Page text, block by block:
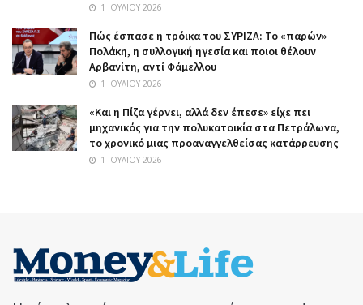
1 ΙΟΥΛΊΟΥ 2026
Πώς έσπασε η τρόικα του ΣΥΡΙΖΑ: Το «παρών»
Πολάκη, η συλλογική ηγεσία και ποιοι θέλουν
Αρβανίτη, αντί Φάμελλου
1 ΙΟΥΛΊΟΥ 2026
«Και η Πίζα γέρνει, αλλά δεν έπεσε» είχε πει
μηχανικός για την πολυκατοικία στα Πετράλωνα,
το χρονικό μιας προαναγγελθείσας κατάρρευσης
1 ΙΟΥΛΊΟΥ 2026